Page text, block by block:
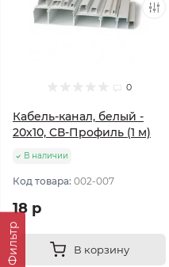
Фильтр
0
Кабель-канал, белый -
20х10, CВ-Профиль (1 м)
В наличии
Код товара: 002-007
18 р
В корзину